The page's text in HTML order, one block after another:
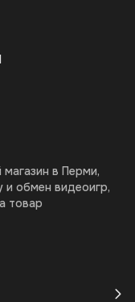
в Перми,
и обмен видеоигр,
товар